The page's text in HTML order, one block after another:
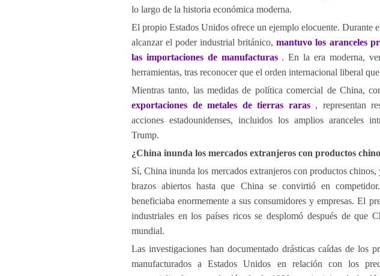
lo largo de la historia económica moderna.
El propio Estados Unidos ofrece un ejemplo elocuente. Durante
alcanzar el poder industrial británico,mantuvo los aranceles
las importaciones de manufacturas . En la era moderna,
herramientas, tras reconocer que el orden internacional liberal
Mientras tanto, las medidas de política comercial de China,
exportaciones de metales de tierras raras , representan
acciones estadounidenses, incluidos los amplios aranceles
Trump.
¿China inunda los mercados extranjeros con productos
Sí, China inunda los mercados extranjeros con productos
brazos abiertos hasta que China se convirtió en
beneficiaba enormemente a sus consumidores y empresas. El
industriales en los países ricos se desplomó después de que
mundial.
Las investigaciones han documentado drásticas caídas de los
manufacturados a Estados Unidos en relación con los